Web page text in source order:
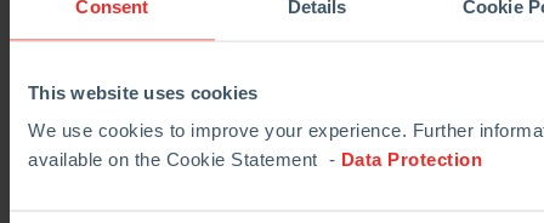
Consent Details Cookie
This website uses cookies
We use cookies to improve your experience. Further
available on the Cookie Statement - Data Protection
(百万欧
元，除
说明)
后1
按固